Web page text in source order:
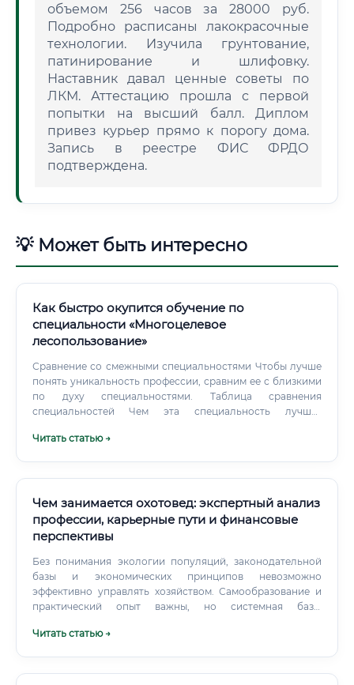
объемом 256 часов за 28000 руб.
Подробно расписаны лакокрасочные
технологии. Изучила грунтование,
патинирование и шлифовку.
Наставник давал ценные советы по
ЛКМ. Аттестацию прошла с первой
попытки на высший балл. Диплом
привез курьер прямо к порогу дома.
Запись в реестре ФИС ФРДО
подтверждена.
💡 Может быть интересно
Как быстро окупится обучение по
специальности «Многоцелевое
лесопользование»
Сравнение со смежными специальностями Чтобы лучше
понять уникальность профессии, сравним ее с близкими
по духу специальностями. Таблица сравнения
специальностей Чем эта специальность лучше?
предлагает уникальное сочетание масштабности,
Читать статью →
Чем занимается охотовед: экспертный анализ
профессии, карьерные пути и финансовые
перспективы
Без понимания экологии популяций, законодательной
базы и экономических принципов невозможно
эффективно управлять хозяйством. Самообразование и
практический опыт важны, но системная база,
критическим фактором для долгосрочного карьерного
Читать статью →